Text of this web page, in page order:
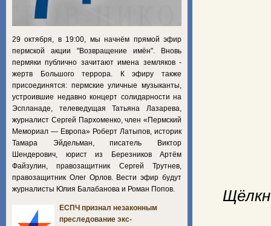
29 октября, в 19:00, мы начнём прямой эфир
пермской акции "Возвращение имён". Вновь
пермяки публично зачитают имена земляков -
жертв Большого террора. К эфиру также
присоединятся: пермские уличные музыканты,
устроившие недавно концерт солидарности на
Эспланаде, телеведущая Татьяна Лазарева,
журналист Сергей Пархоменко, член «Пермский
Мемориал — Европа» Роберт Латыпов, историк
Тамара Эйдельман, писатель Виктор
Шендерович, юрист из Березников Артём
Файзулин, правозащитник Сергей Трутнев,
правозащитник Олег Орлов. Вести эфир будут
журналисты Юлия Балабанова и Роман Попов.
ЕСПЧ признал незаконным
преследование экс-